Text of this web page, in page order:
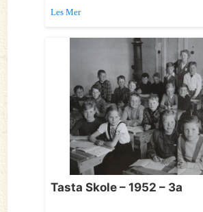
Les Mer
Tasta Skole – 1952 – 3a